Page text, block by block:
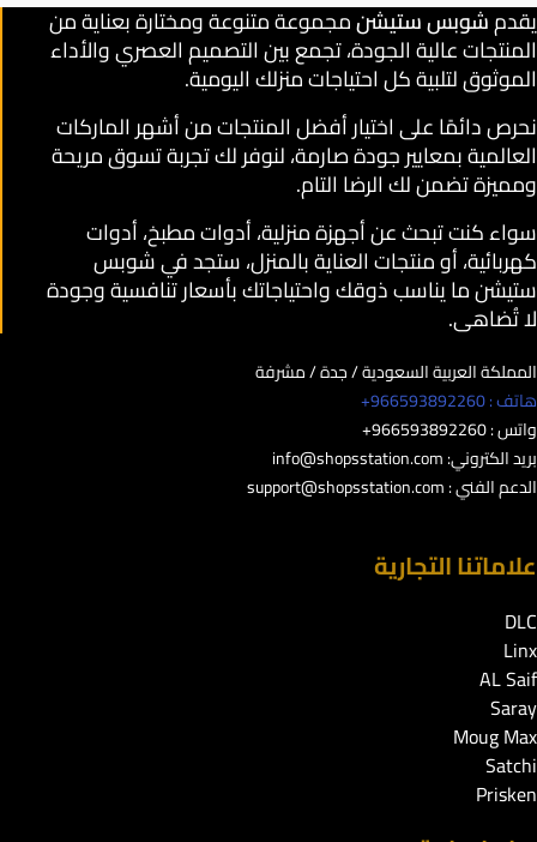
يقدمشوبس ستيشنمجموعة متنوعة ومختارة بعناية من
المنتجات عالية الجودة، تجمع بين التصميم العصري والأداء
الموثوق لتلبية كل احتياجات منزلك اليومية.
نحرص دائمًا على اختيار أفضل المنتجات من أشهر الماركات
العالمية بمعايير جودة صارمة، لنوفر لك تجربة تسوق مريحة
ومميزة تضمن لك الرضا التام.
سواء كنت تبحث عن أجهزة منزلية، أدوات مطبخ، أدوات
كهربائية، أو منتجات العناية بالمنزل، ستجد في شوبس
ستيشن ما يناسب ذوقك واحتياجاتك بأسعار تنافسية وجودة
لا تُضاهى.
المملكة العربية السعودية / جدة / مشرفة
هاتف : 966593892260+
واتس : 966593892260+
بريد الكتروني:info@shopsstation.com
الدعم الفني :support@shopsstation.com
علاماتنا التجارية
DLC
Linx
AL Saif
Saray
Moug Max
Satchi
Prisken